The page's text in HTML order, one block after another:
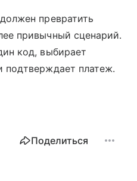
превратить
привычный сценарий.
код, выбирает
подтверждает платеж.
Поделиться